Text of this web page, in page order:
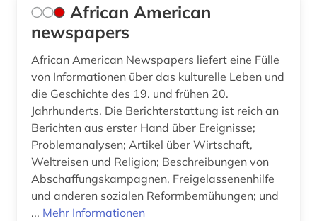
fid musikwissenschaft (1)
fid romanistik (1)
fid slawistik (1)
film (113)
filmanalyse (1)
African American
newspapers
African American Newspapers liefert eine Fülle
von Informationen über das kulturelle Leben und
die Geschichte des 19. und frühen 20.
Jahrhunderts. Die Berichterstattung ist reich an
Berichten aus erster Hand über Ereignisse;
Problemanalysen; Artikel über Wirtschaft,
Weltreisen und Religion; Beschreibungen von
Abschaffungskampagnen, Freigelassenenhilfe
und anderen sozialen Reformbemühungen; und
... Mehr Informationen